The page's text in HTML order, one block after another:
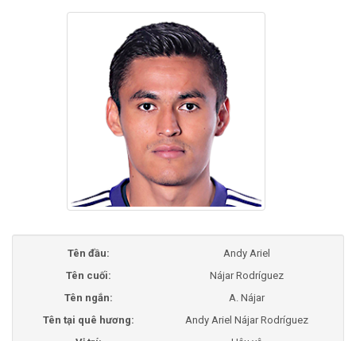
Tên đầu:
Andy Ariel
Tên cuối:
Nájar Rodríguez
Tên ngắn:
A. Nájar
Tên tại quê hương:
Andy Ariel Nájar Rodríguez